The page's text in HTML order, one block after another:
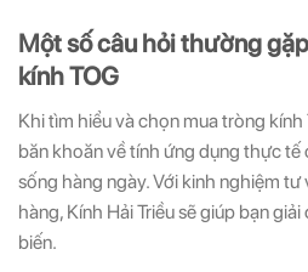
Một số câu hỏi thường
kính TOG
Khi tìm hiểu và chọn mua tròng
băn khoăn về tính ứng dụng thực
sống hàng ngày. Với kinh nghiệm
hàng, Kính Hải Triều sẽ giúp bạn
biến.